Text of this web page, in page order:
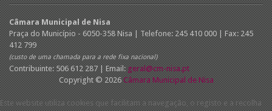
Câmara Municipal de Nisa
Praça do Município - 6050-358 Nisa | Telefone: 245 410 000 | Fax: 245
412 799
(custo de uma chamada para a rede fixa nacional)
Contribuinte: 506 612 287 | Email: geral@cm-nisa.pt
Copyright © 2026 Câmara Municipal de Nisa
Este website utiliza cookies que facilitam a navegação, o registo e a recolha